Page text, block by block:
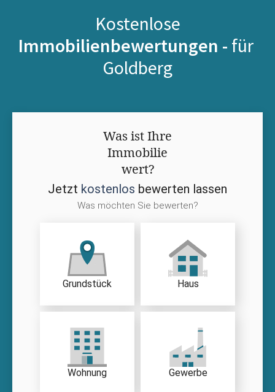
Kostenlose
Immobilienbewertungen - für
Goldberg
Was ist Ihre
Immobilie
wert?
Jetzt kostenlos bewerten lassen
Was möchten Sie bewerten?
Grundstück Haus
Wohnung Gewerbe